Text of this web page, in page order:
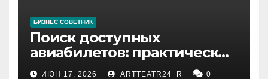
БИЗНЕС СОВЕТНИК
Поиск доступных
авиабилетов: практические
рекомендации
ИЮН 17, 2026 ARTTEATR24_R 0